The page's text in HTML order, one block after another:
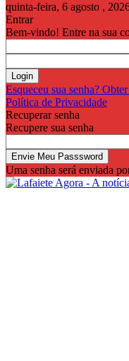
quinta-feira, 6 agosto ,
Entrar
Bem-vindo! Entre na sua
Esqueceu sua senha?
Política de Privacidade
Recuperar senha
Recupere sua senha
Uma senha será enviada